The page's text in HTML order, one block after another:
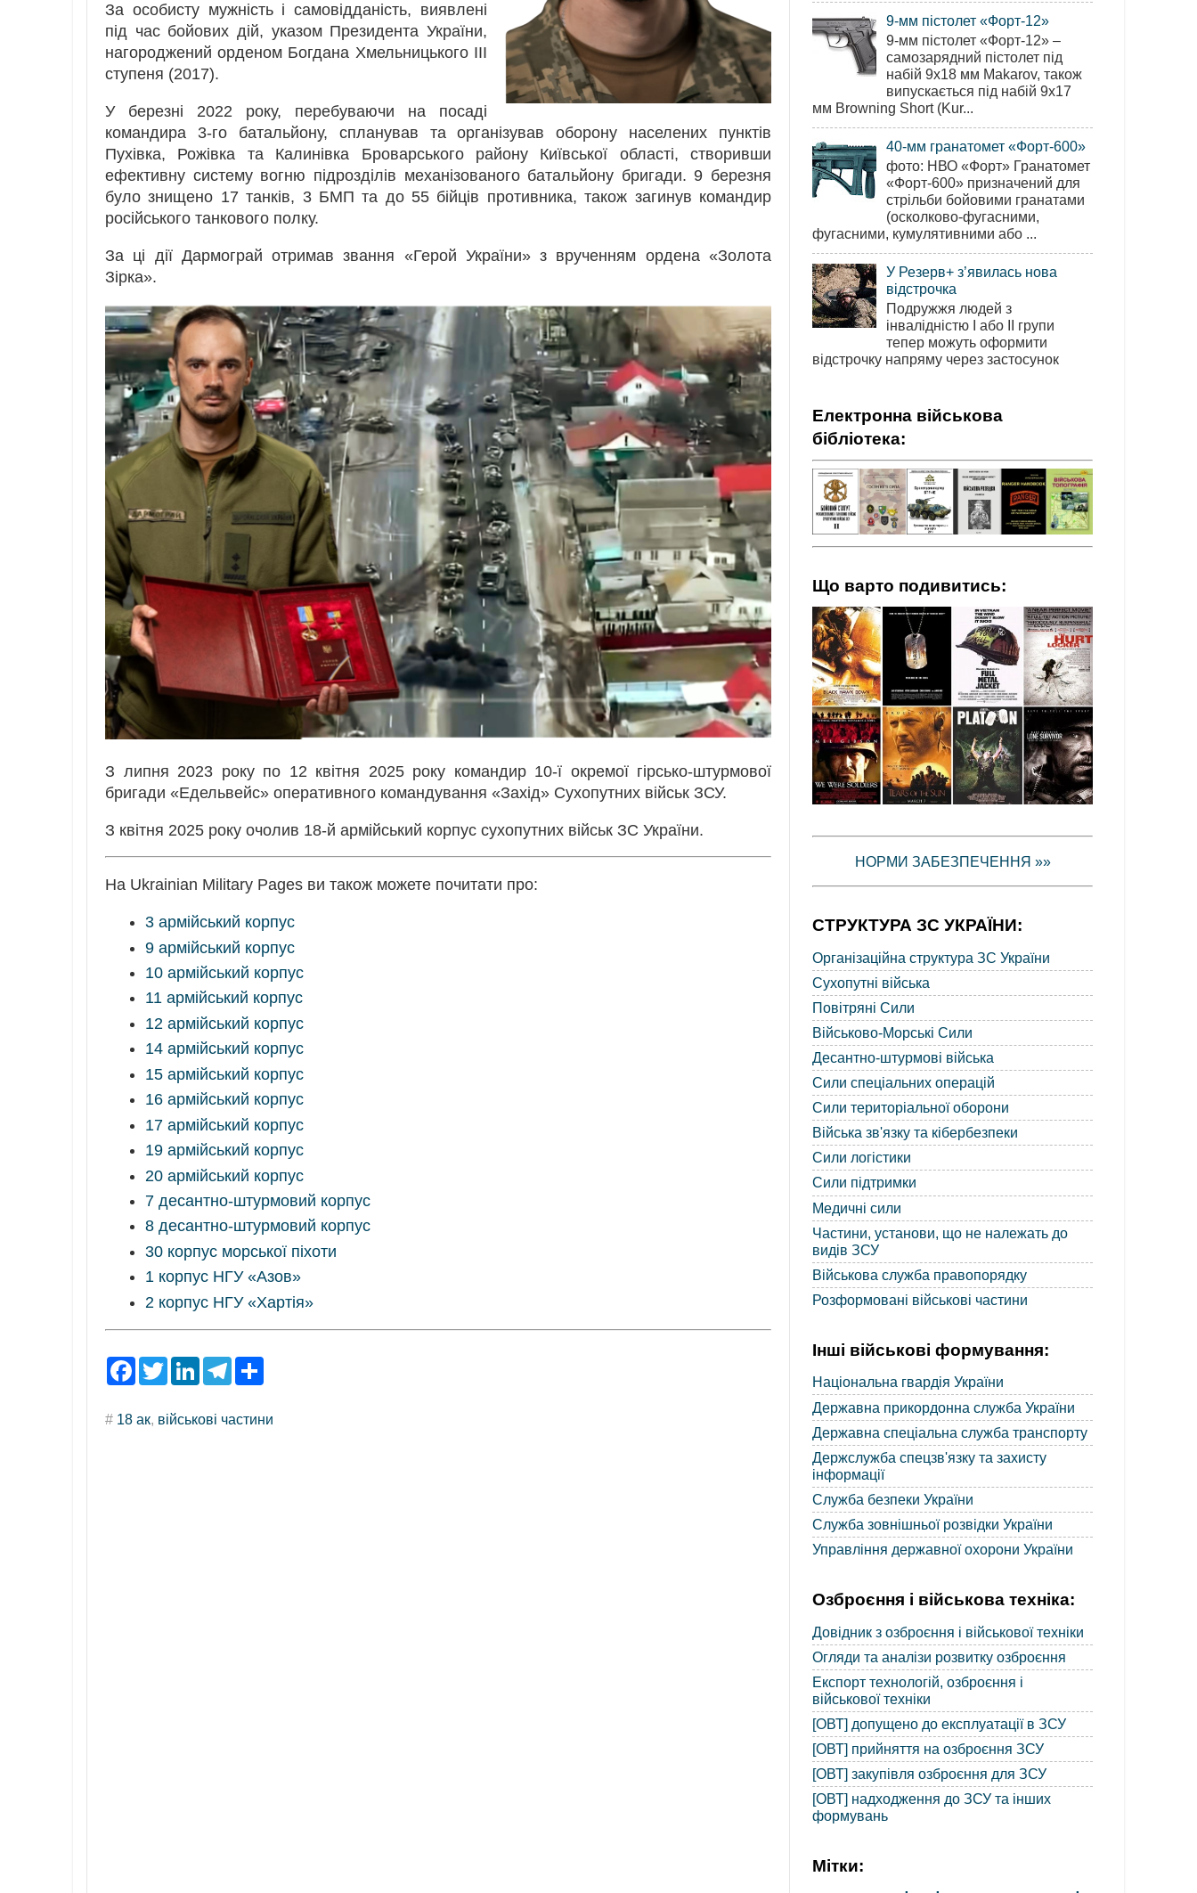
За особисту мужність і самовідданість, виявлені
під час бойових дій, указом Президента України,
нагороджений орденом Богдана Хмельницького III
ступеня (2017).
У березні 2022 року, перебуваючи на посаді
командира 3-го батальйону, спланував та організував оборону населених пунктів
Пухівка, Рожівка та Калинівка Броварського району Київської області, створивши
ефективну систему вогню підрозділів механізованого батальйону бригади. 9 березня
було знищено 17 танків, 3 БМП та до 55 бійців противника, також загинув командир
російського танкового полку.
За ці дії Дармограй отримав звання «Герой України» з врученням ордена «Золота
Зірка».
З липня 2023 року по 12 квітня 2025 року командир 10-ї окремої гірсько-штурмової
бригади «Едельвейс» оперативного командування «Захід» Сухопутних військ ЗСУ.
З квітня 2025 року очолив 18-й армійський корпус сухопутних військ ЗС України.
На Ukrainian Military Pages ви також можете почитати про:
3 армійський корпус
9 армійський корпус
10 армійський корпус
11 армійський корпус
12 армійський корпус
14 армійський корпус
15 армійський корпус
16 армійський корпус
17 армійський корпус
19 армійський корпус
20 армійський корпус
7 десантно-штурмовий корпус
8 десантно-штурмовий корпус
30 корпус морської піхоти
1 корпус НГУ «Азов»
2 корпус НГУ «Хартія»
F
a
b
T
w
t
L
e
T
g
e
# 18 ак, військові частини
9-мм пістолет «Форт-12»
9-мм пістолет «Форт-12» –
самозарядний пістолет під
набій 9х18 мм Makarov, також
випускається під набій 9х17
мм Browning Short (Kur...
40-мм гранатомет «Форт-600»
фото: НВО «Форт» Гранатомет
«Форт-600» призначений для
стрільби бойовими гранатами
(осколково-фугасними,
фугасними, кумулятивними або ...
У Резерв+ з’явилась нова
відстрочка
Подружжя людей з
інвалідністю І або ІІ групи
тепер можуть оформити
відстрочку напряму через застосунок
Електронна військова
бібліотека:
Що варто подивитись:
НОРМИ ЗАБЕЗПЕЧЕННЯ »»
СТРУКТУРА ЗС УКРАЇНИ:
Організаційна структура ЗС України
Сухопутні війська
Повітряні Сили
Військово-Морські Сили
Десантно-штурмові війська
Сили спеціальних операцій
Сили територіальної оборони
Війська зв'язку та кібербезпеки
Сили логістики
Сили підтримки
Медичні сили
Частини, установи, що не належать до
видів ЗСУ
Військова служба правопорядку
Розформовані військові частини
Інші військові формування:
Національна гвардія України
Державна прикордонна служба України
Державна спеціальна служба транспорту
Держслужба спецзв'язку та захисту
інформації
Служба безпеки України
Служба зовнішньої розвідки України
Управління державної охорони України
Озброєння і військова техніка:
Довідник з озброєння і військової техніки
Огляди та аналізи розвитку озброєння
Експорт технологій, озброєння і
військової техніки
[ОВТ] допущено до експлуатації в ЗСУ
[ОВТ] прийняття на озброєння ЗСУ
[ОВТ] закупівля озброєння для ЗСУ
[ОВТ] надходження до ЗСУ та інших
формувань
Мітки: